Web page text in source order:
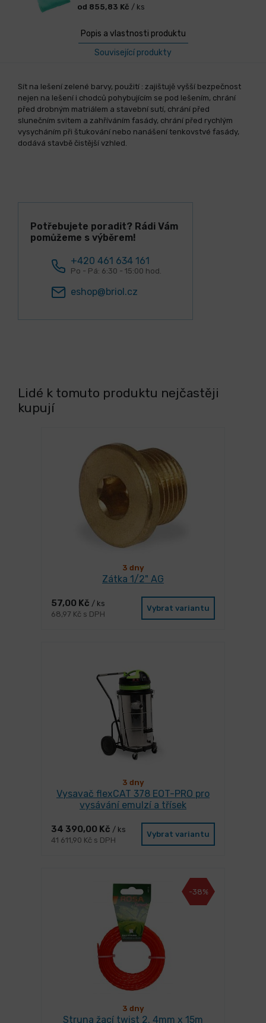
od 855,83 Kč / ks
Popis a vlastnosti produktu
Související produkty
Sít na lešení zelené barvy, použití : zajištujě vyšší bezpečnost
nejen na lešení i chodců pohybujícím se pod lešením, chrání
před drobným matriálem a stavební sutí, chrání před
slunečním svitem a zahříváním fasády, chrání před rychlým
vysycháním při štukování nebo nanášení tenkovstvé fasády,
dodává stavbě čistější vzhled.
Potřebujete poradit? Rádi Vám
pomůžeme s výběrem!
+420 461 634 161
Po - Pá: 6:30 - 15:00 hod.
eshop@briol.cz
Lidé k tomuto produktu nejčastěji
kupují
3 dny
Zátka 1/2" AG
57,00 Kč / ks
68,97 Kč s DPH
Vybrat variantu
3 dny
Vysavač flexCAT 378 EOT-PRO pro
vysávání emulzí a třísek
34 390,00 Kč / ks
41 611,90 Kč s DPH
Vybrat variantu
-38%
3 dny
Struna žací twist 2. 4mm x 15m